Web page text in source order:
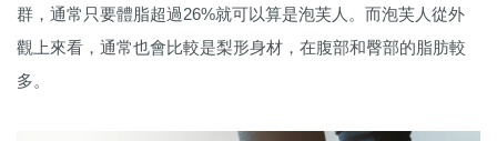
群，通常只要體脂超過26%就可以算是泡芙人。而泡芙人從外
觀上來看，通常也會比較是梨形身材，在腹部和臀部的脂肪較
多。